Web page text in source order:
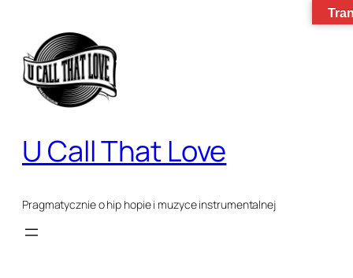
treści
U Call That Love
Pragmatycznie o hip hopie i muzyce instrumentalnej